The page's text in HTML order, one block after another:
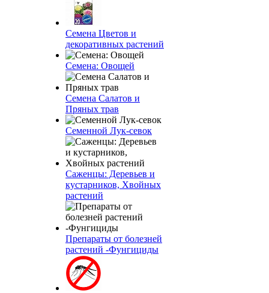
Семена Цветов и
декоративных растений
Семена: Овощей
Семена Салатов и
Пряных трав
Семенной Лук-севок
Саженцы: Деревьев и
кустарников, Хвойных
растений
Препараты от болезней
растений -Фунгициды